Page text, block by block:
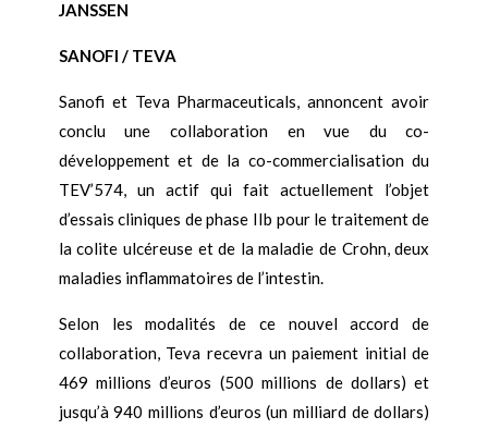
JANSSEN
SANOFI / TEVA
Sanofi et Teva Pharmaceuticals, annoncent avoir
conclu une collaboration en vue du co-
développement et de la co-commercialisation du
TEV’574, un actif qui fait actuellement l’objet
d’essais cliniques de phase IIb pour le traitement de
la colite ulcéreuse et de la maladie de Crohn, deux
maladies inflammatoires de l’intestin.
Selon les modalités de ce nouvel accord de
collaboration, Teva recevra un paiement initial de
469 millions d’euros (500 millions de dollars) et
jusqu’à 940 millions d’euros (un milliard de dollars)